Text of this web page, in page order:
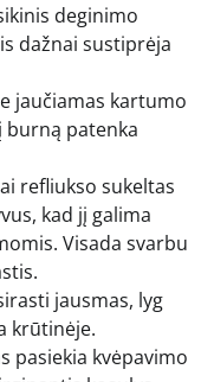
deginimo
dažnai sustiprėja
jaučiamas kartumo
burną patenka
refliukso sukeltas
kad jį galima
Visada svarbu
jausmas, lyg
krūtinėje.
pasiekia kvėpavimo